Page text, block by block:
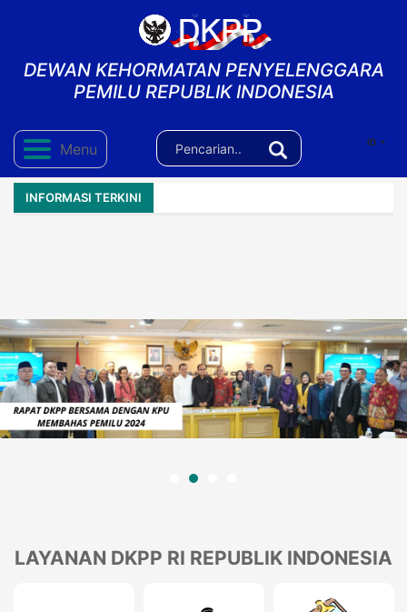
DEWAN KEHORMATAN PENYELENGGARA
PEMILU REPUBLIK INDONESIA
Menu ID
INFORMASI TERKINI
LAYANAN DKPP RI REPUBLIK INDONESIA